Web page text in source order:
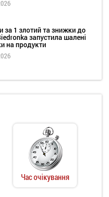
за 1 злотий та знижки до
запустила шалені
на продукти
Час очікування